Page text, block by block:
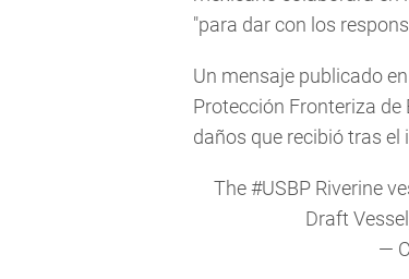
"para dar con los
Un mensaje publicado
Protección Fronteriza
daños que recibió tras el
The#USBPRiverine
Draft
—